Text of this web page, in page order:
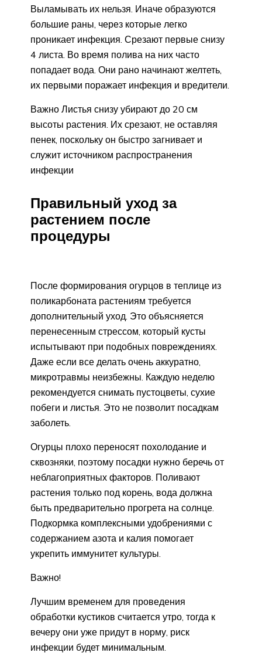
Выламывать их нельзя. Иначе образуются
большие раны, через которые легко
проникает инфекция. Срезают первые снизу
4 листа. Во время полива на них часто
попадает вода. Они рано начинают желтеть,
их первыми поражает инфекция и вредители.
Важно Листья снизу убирают до 20 см
высоты растения. Их срезают, не оставляя
пенек, поскольку он быстро загнивает и
служит источником распространения
инфекции
Правильный уход за
растением после
процедуры
После формирования огурцов в теплице из
поликарбоната растениям требуется
дополнительный уход. Это объясняется
перенесенным стрессом, который кусты
испытывают при подобных повреждениях.
Даже если все делать очень аккуратно,
микротравмы неизбежны. Каждую неделю
рекомендуется снимать пустоцветы, сухие
побеги и листья. Это не позволит посадкам
заболеть.
Огурцы плохо переносят похолодание и
сквозняки, поэтому посадки нужно беречь от
неблагоприятных факторов. Поливают
растения только под корень, вода должна
быть предварительно прогрета на солнце.
Подкормка комплексными удобрениями с
содержанием азота и калия помогает
укрепить иммунитет культуры.
Важно!
Лучшим временем для проведения
обработки кустиков считается утро, тогда к
вечеру они уже придут в норму, риск
инфекции будет минимальным.